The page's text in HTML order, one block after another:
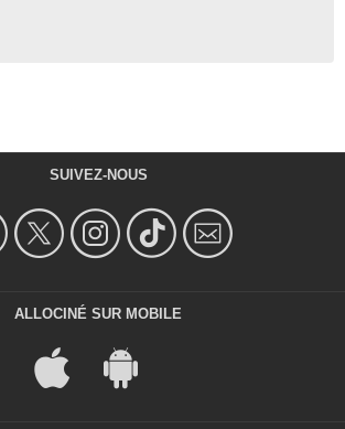
SUIVEZ-NOUS
ALLOCINÉ SUR MOBILE